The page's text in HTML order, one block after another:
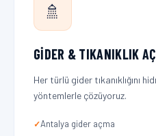
🚿
GIDER & TIKANIKLIK
Her türlü gider tıkanıklığını
yöntemlerle çözüyoruz.
Antalya gider açma